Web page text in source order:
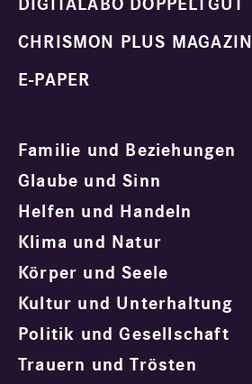
DIGITALABO DOPPELTGUT
CHRISMON PLUS MAGAZIN
E-PAPER
Familie und Beziehungen
Glaube und Sinn
Helfen und Handeln
Klima und Natur
Körper und Seele
Kultur und Unterhaltung
Politik und Gesellschaft
Trauern und Trösten